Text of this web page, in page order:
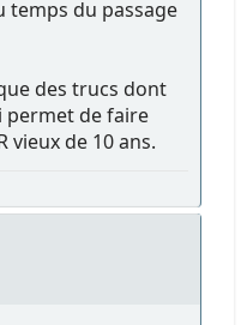
temps du passage
des trucs dont
permet de faire
vieux de 10 ans.